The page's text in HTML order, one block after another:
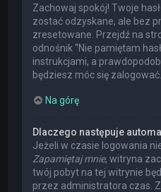
Zachowaj spokój! Twoje
zostać odzyskane, ale bez
zresetowane. Przejdź na
odnośnik “Nie pamiętam
instrukcjami, a
będziesz móc się zalogować.
Na górę
Dlaczego następuje
Jeżeli w czasie logowania
Zapamiętaj mnie, witryna
twój pobyt na tej witrynie
przez administratora czas.